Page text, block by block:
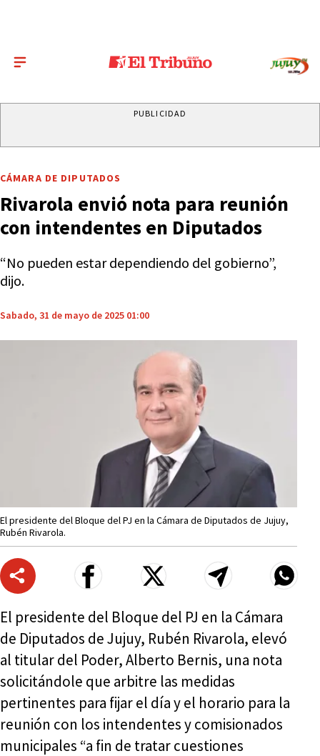
PUBLICIDAD
CÁMARA DE DIPUTADOS
Rivarola envió nota para reunión
con intendentes en Diputados
“No pueden estar dependiendo del gobierno”,
dijo.
Sabado, 31 de mayo de 2025 01:00
El presidente del Bloque del PJ en la Cámara de Diputados de Jujuy,
Rubén Rivarola.
El presidente del Bloque del PJ en la Cámara
de Diputados de Jujuy, Rubén Rivarola, elevó
al titular del Poder, Alberto Bernis, una nota
solicitándole que arbitre las medidas
pertinentes para fijar el día y el horario para la
reunión con los intendentes y comisionados
municipales “a fin de tratar cuestiones